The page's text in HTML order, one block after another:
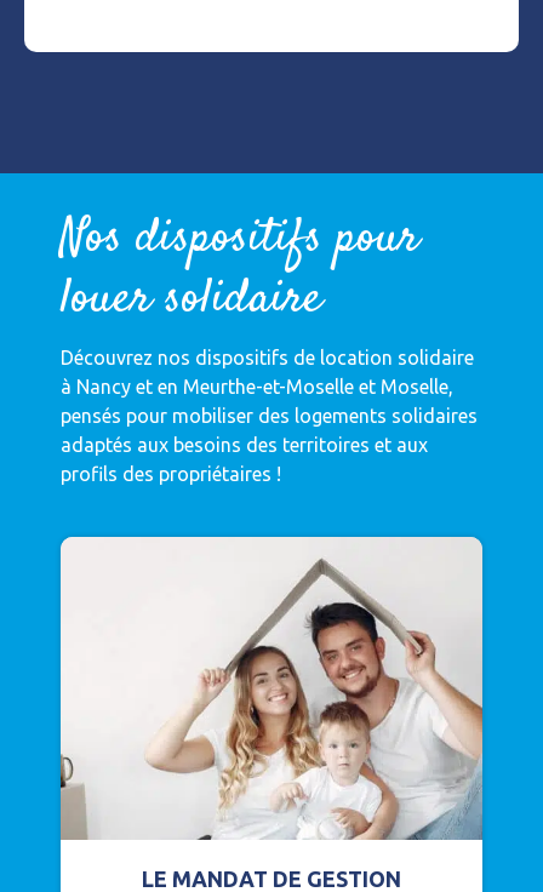
Nos dispositifs pour
louer solidaire
Découvrez nos dispositifs de location solidaire
à Nancy et en Meurthe-et-Moselle et Moselle,
pensés pour mobiliser des logements solidaires
adaptés aux besoins des territoires et aux
profils des propriétaires !
LE MANDAT DE GESTION